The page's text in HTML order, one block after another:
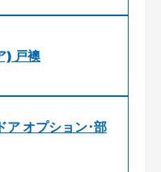
) 戸襖
オプション･部